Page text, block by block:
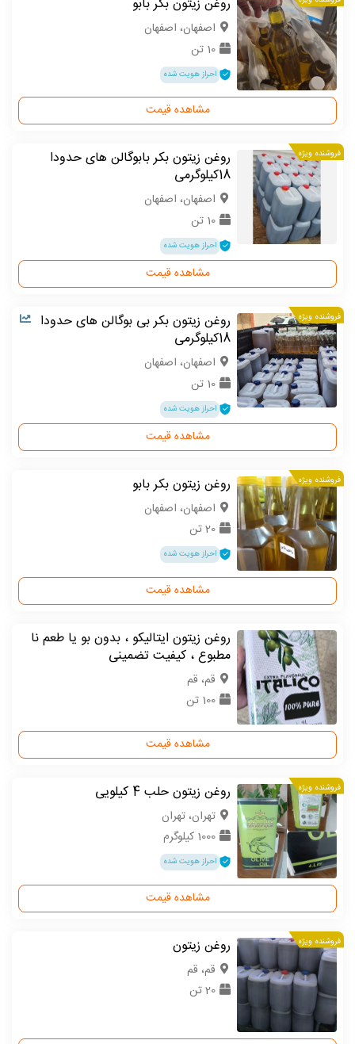
روغن زیتون بکر بابو
اصفهان، اصفهان
10 تن
احراز هویت شده
مشاهده قیمت
فروشنده ویژه
روغن زیتون بکر بابوگالن های حدودا
18کیلوگرمی
اصفهان، اصفهان
10 تن
احراز هویت شده
مشاهده قیمت
فروشنده ویژه
روغن زیتون بکر بی بوگالن های حدودا
18کیلوگرمی
اصفهان، اصفهان
10 تن
احراز هویت شده
مشاهده قیمت
فروشنده ویژه روغن زیتون بکر بابو
اصفهان، اصفهان
20 تن
احراز هویت شده
مشاهده قیمت
روغن زیتون ایتالیکو ، بدون بو یا طعم نا
مطبوع ، کیفیت تضمینی
قم، قم
100 تن
مشاهده قیمت
فروشنده ویژه روغن زیتون حلب 4 کیلویی
تهران، تهران
1000 کیلوگرم
احراز هویت شده
مشاهده قیمت
فروشنده ویژه روغن زیتون
قم، قم
20 تن